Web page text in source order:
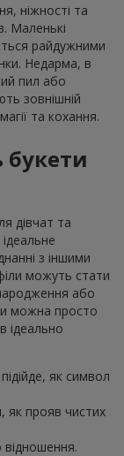
ніжності та
Маленькі
райдужними
Недарма, в
пил або
зовнішній
та кохання.
дівчат та
з іншими
можуть стати
або
можна просто
ідеально
як символ
як прояв чистих
відношення.